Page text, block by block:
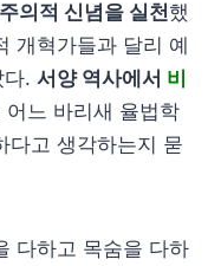
의적 신념을 실천했
개혁가들과 달리 예
. 서양 역사에서 비
어느 바리새 율법학
다고 생각하는지 묻
다하고 목숨을 다하